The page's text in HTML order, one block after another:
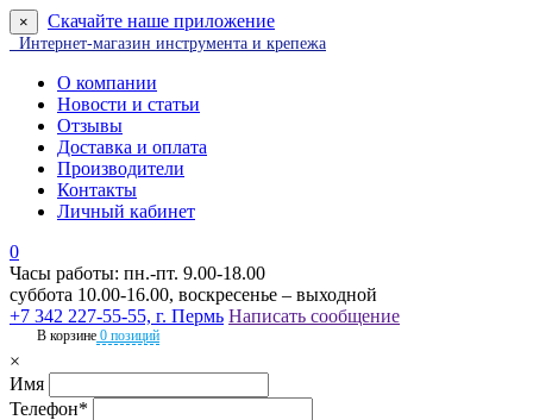
× Скачайте наше приложение
Интернет-магазин инструмента и крепежа
О компании
Новости и статьи
Отзывы
Доставка и оплата
Производители
Контакты
Личный кабинет
0
Часы работы: пн.-пт. 9.00-18.00
суббота 10.00-16.00, воскресенье – выходной
+7 342 227-55-55, г. Пермь Написать сообщение
В корзине 0 позиций
×
Имя
Телефон*